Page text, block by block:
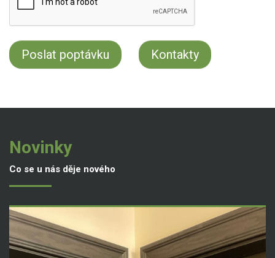
Kontakty
Novinky
Co se u nás děje nového